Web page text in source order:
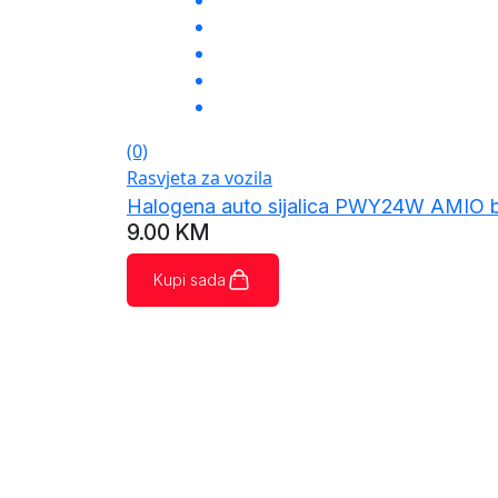
(0)
Rasvjeta za vozila
Halogena auto sijalica PWY24W AMIO
9.00 KM
Kupi sada